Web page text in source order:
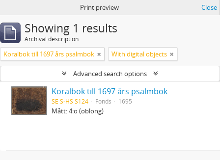
Print preview Close
Showing 1 results
Archival description
Koralbok till 1697 års psalmbok With digital objects
Advanced search options
Koralbok till 1697 års psalmbok
SE S-HS S124 Fonds 1695
Mått: 4:o (oblong)